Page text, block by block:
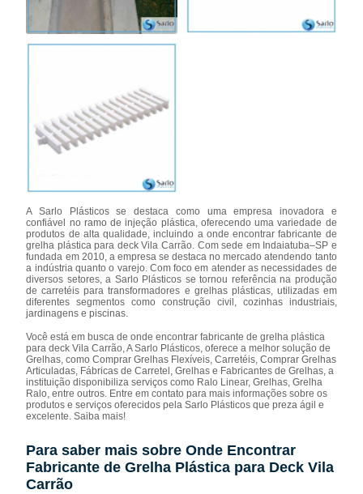
A Sarlo Plásticos se destaca como uma empresa inovadora e
confiável no ramo de injeção plástica, oferecendo uma variedade de
produtos de alta qualidade, incluindo a onde encontrar fabricante de
grelha plástica para deck Vila Carrão. Com sede em Indaiatuba–SP e
fundada em 2010, a empresa se destaca no mercado atendendo tanto
a indústria quanto o varejo. Com foco em atender as necessidades de
diversos setores, a Sarlo Plásticos se tornou referência na produção
de carretéis para transformadores e grelhas plásticas, utilizadas em
diferentes segmentos como construção civil, cozinhas industriais,
jardinagens e piscinas.
Você está em busca de onde encontrar fabricante de grelha plástica
para deck Vila Carrão, A Sarlo Plásticos, oferece a melhor solução de
Grelhas, como Comprar Grelhas Flexíveis, Carretéis, Comprar Grelhas
Articuladas, Fábricas de Carretel, Grelhas e Fabricantes de Grelhas, a
instituição disponibiliza serviços como Ralo Linear, Grelhas, Grelha
Ralo, entre outros. Entre em contato para mais informações sobre os
produtos e serviços oferecidos pela Sarlo Plásticos que preza ágil e
excelente. Saiba mais!
Para saber mais sobre Onde Encontrar
Fabricante de Grelha Plástica para Deck Vila
Carrão